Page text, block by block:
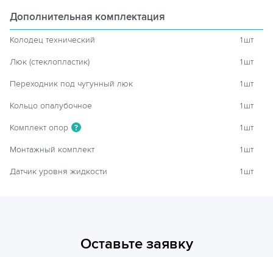
Дополнительная комплектация
Колодец технический 1шт
Люк (стеклопластик) 1шт
Переходник под чугунный люк 1шт
Кольцо опалубочное 1шт
Комплект опор ? 1шт
Монтажный комплект 1шт
Датчик уровня жидкости 1шт
Оставьте заявку